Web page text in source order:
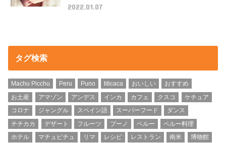
2022.01.07
タグ検索
Machu Picchu Peru Puno titicaca おいしい
おすすめ
お土産
アマゾン アンデス インカ カフェ クスコ
ケチュア
コロナ
ジャングル スペイン語 スーパーフード
ダンス
チチカカ
デザート フルーツ プーノ ペルー
ペルー料理
ホテル
マチュピチュ リマ レシピ レストラン 南米
博物館